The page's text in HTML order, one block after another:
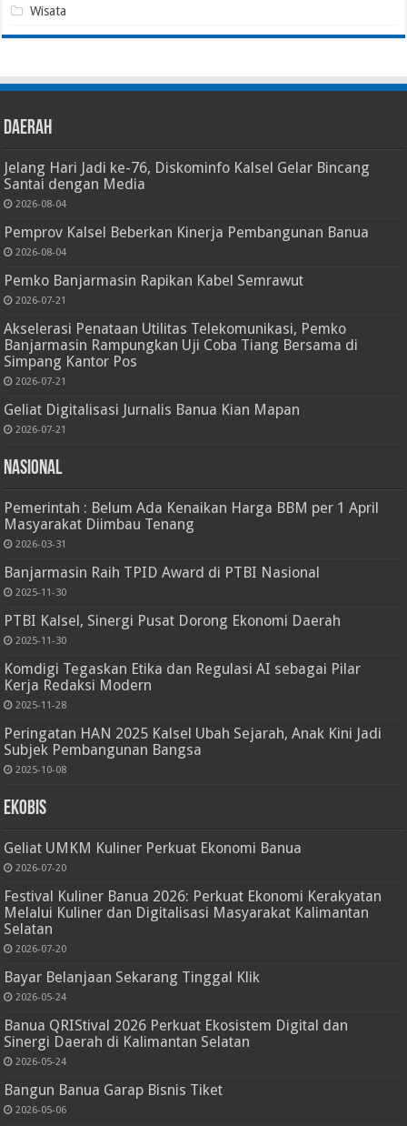
Wisata
Daerah
Jelang Hari Jadi ke-76, Diskominfo Kalsel Gelar Bincang
Santai dengan Media
2026-08-04
Pemprov Kalsel Beberkan Kinerja Pembangunan Banua
2026-08-04
Pemko Banjarmasin Rapikan Kabel Semrawut
2026-07-21
Akselerasi Penataan Utilitas Telekomunikasi, Pemko
Banjarmasin Rampungkan Uji Coba Tiang Bersama di
Simpang Kantor Pos
2026-07-21
Geliat Digitalisasi Jurnalis Banua Kian Mapan
2026-07-21
Nasional
Pemerintah : Belum Ada Kenaikan Harga BBM per 1 April
Masyarakat Diimbau Tenang
2026-03-31
Banjarmasin Raih TPID Award di PTBI Nasional
2025-11-30
PTBI Kalsel, Sinergi Pusat Dorong Ekonomi Daerah
2025-11-30
Komdigi Tegaskan Etika dan Regulasi AI sebagai Pilar
Kerja Redaksi Modern
2025-11-28
Peringatan HAN 2025 Kalsel Ubah Sejarah, Anak Kini Jadi
Subjek Pembangunan Bangsa
2025-10-08
Ekobis
Geliat UMKM Kuliner Perkuat Ekonomi Banua
2026-07-20
Festival Kuliner Banua 2026: Perkuat Ekonomi Kerakyatan
Melalui Kuliner dan Digitalisasi Masyarakat Kalimantan
Selatan
2026-07-20
Bayar Belanjaan Sekarang Tinggal Klik
2026-05-24
Banua QRIStival 2026 Perkuat Ekosistem Digital dan
Sinergi Daerah di Kalimantan Selatan
2026-05-24
Bangun Banua Garap Bisnis Tiket
2026-05-06